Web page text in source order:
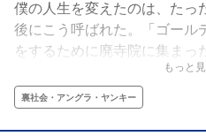
僕の人生を変えたのは、たっ
後にこう呼ばれた。「ゴー
をするために廃寺院に集ま
出会ったのは、謎の男・レイ
「どうせ死ぬつもりなら、運
くんない？」レイジの一言か
もっと
裏社会・アングラ・ヤンキー